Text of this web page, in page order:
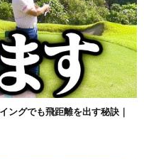
ングでも飛距離を出す秘訣｜